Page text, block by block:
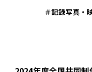
＃記録写真・